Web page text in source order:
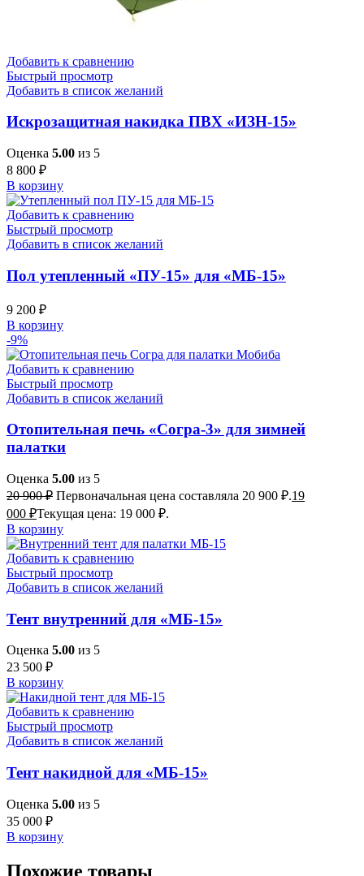
Добавить к сравнению
Быстрый просмотр
Добавить в список желаний
Искрозащитная накидка ПВХ «ИЗН-15»
Оценка 5.00 из 5
8 800 ₽
В корзину
Добавить к сравнению
Быстрый просмотр
Добавить в список желаний
Пол утепленный «ПУ-15» для «МБ-15»
9 200 ₽
В корзину
-9%
Добавить к сравнению
Быстрый просмотр
Добавить в список желаний
Отопительная печь «Согра-3» для зимней
палатки
Оценка 5.00 из 5
20 900₽ Первоначальная цена составляла 20 900 ₽.19
000 ₽Текущая цена: 19 000 ₽.
В корзину
Добавить к сравнению
Быстрый просмотр
Добавить в список желаний
Тент внутренний для «МБ-15»
Оценка 5.00 из 5
23 500 ₽
В корзину
Добавить к сравнению
Быстрый просмотр
Добавить в список желаний
Тент накидной для «МБ-15»
Оценка 5.00 из 5
35 000 ₽
В корзину
Похожие товары